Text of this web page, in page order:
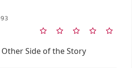
Side of the Story